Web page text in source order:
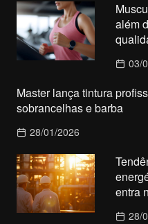
além
03/
Master lança tintura
sobrancelhas e barba
28/01/2026
entra
28/